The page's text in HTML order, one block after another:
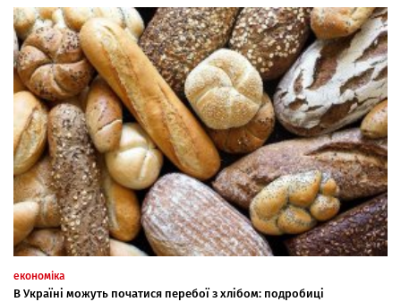
економіка
В Україні можуть початися перебої з хлібом: подробиці